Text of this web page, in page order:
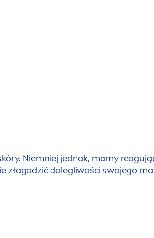
- 99% matek potwierdza, że
odparzeniami pieluszkowymi oraz
Niemniej jednak, mamy
dolegliwości swojego